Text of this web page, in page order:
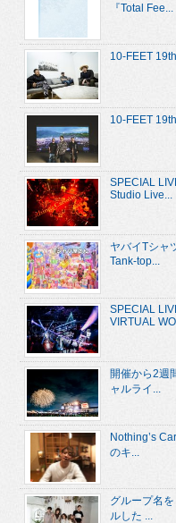
『Total Fee...
10-FEET
10-FEET
SPECIAL
Studio Live...
ヤバイTシャ
Tank-top...
SPECIAL
VIRTUAL
開催から2週
ャルライ...
Nothing’s
のキ...
グループ名
ルした ...